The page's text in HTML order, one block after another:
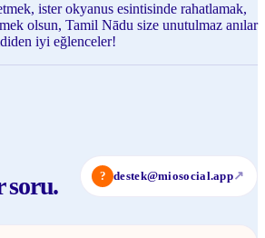
ister okyanus esintisinde rahatlamak,
olsun, Tamil Nādu size unutulmaz anılar
iyi eğlenceler!
soru. ? destek@miosocial.app↗